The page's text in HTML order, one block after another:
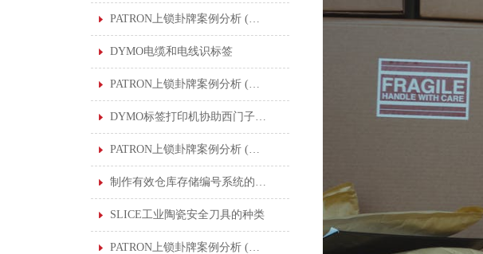
PATRON上锁卦牌案例分析 (二) : 生产汽车零部件中进行润滑作业的机器人
DYMO电缆和电线识标签
PATRON上锁卦牌案例分析 (二) : 生产汽车零部件中进行润滑作业的机器人
DYMO标签打印机协助西门子在全球工厂制作标准化标签
PATRON上锁卦牌案例分析 (三) : 更换氮压容器密封件
制作有效仓库存储编号系统的DYMO条形码
SLICE工业陶瓷安全刀具的种类
PATRON上锁卦牌案例分析 (四) : 多个能量控制程序